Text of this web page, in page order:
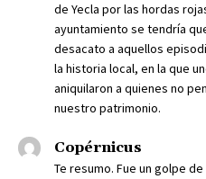
de Yecla por las hordas
ayuntamiento se tendría
desacato a aquellos
la historia local, en la que
aniquilaron a quienes no
nuestro patrimonio.
Copérnicus
Te resumo. Fue un golpe